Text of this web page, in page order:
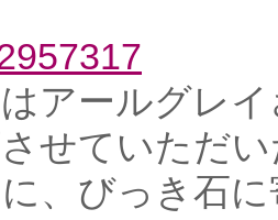
アールグレ
せていただ
、びっき石